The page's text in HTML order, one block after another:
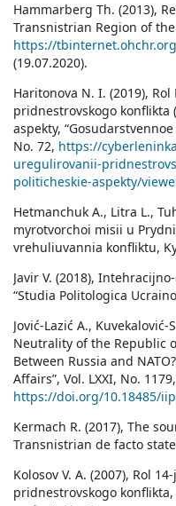
Hammarberg Th. (2013),
Transnistrian Region of
https://tbinternet.ohchr.org/Treaties/CRC/
(19.07.2020).
Haritonova N. I. (2019),
pridnestrovskogo konflikta
aspekty,
No. 72, https://
uregulirovanii-
politicheskie-aspekty/
Hetmanchuk A., Litra L.,
myrotvorchoi misii u
vrehuliuvannia konfliktu,
Javir V. (2018),
“Studia Politologica
Jović-Lazić A.,
Neutrality of the Republic
Between Russia and
Affairs”, Vol. LXXI, No.
https://doi.org/10.18485/
Kermach R. (2017), The
Transnistrian de facto
Kolosov V. A. (2007), Rol
pridnestrovskogo konflikta,